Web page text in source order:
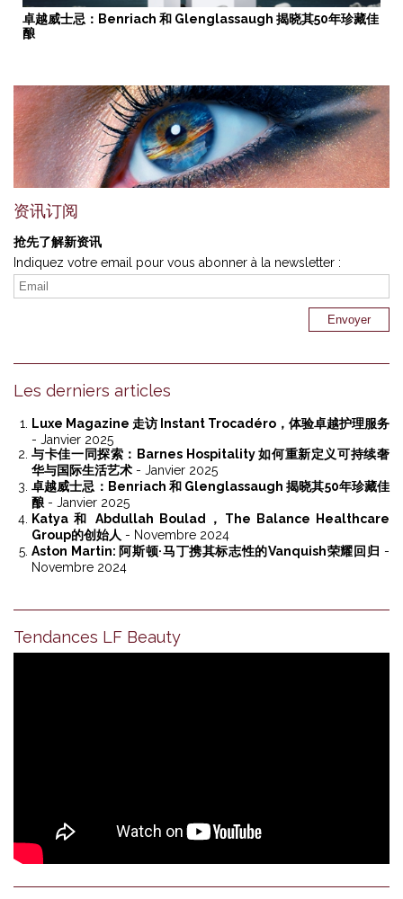
卓越威士忌：Benriach 和 Glenglassaugh 揭晓其50年珍藏佳
酿
资讯订阅
抢先了解新资讯
Indiquez votre email pour vous abonner à la newsletter :
Les derniers articles
Luxe Magazine 走访 Instant Trocadéro，体验卓越护理服务
- Janvier 2025
与卡佳一同探索：Barnes Hospitality 如何重新定义可持续奢
华与国际生活艺术 - Janvier 2025
卓越威士忌：Benriach 和 Glenglassaugh 揭晓其50年珍藏佳
酿 - Janvier 2025
Katya 和 Abdullah Boulad，The Balance Healthcare
Group的创始人 - Novembre 2024
Aston Martin: 阿斯顿·马丁携其标志性的Vanquish荣耀回归 -
Novembre 2024
Tendances LF Beauty